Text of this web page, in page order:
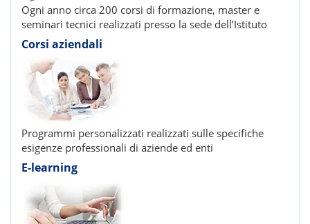
Ogni anno circa 200 corsi di formazione, master e
seminari tecnici realizzati presso la sede dell’Istituto
Corsi aziendali
Programmi personalizzati realizzati sulle specifiche
esigenze professionali di aziende ed enti
E-learning